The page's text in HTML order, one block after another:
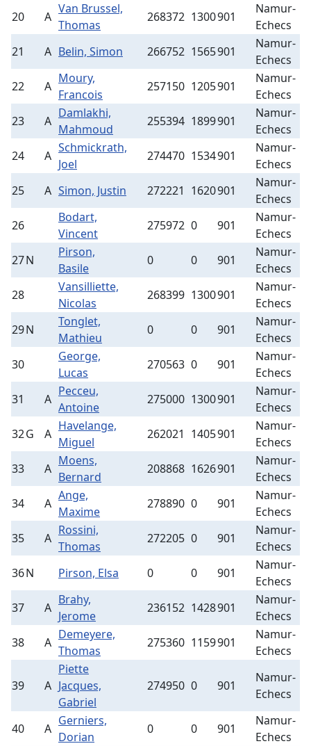
20 A
Van Brussel,
Thomas
268372 1300901
Namur-
Echecs
21 A Belin, Simon 266752 1565901
Namur-
Echecs
22 A
Moury,
Francois
257150 1205901
Namur-
Echecs
23 A
Damlakhi,
Mahmoud
255394 1899901
Namur-
Echecs
24 A
Schmickrath,
Joel
274470 1534901
Namur-
Echecs
25 A Simon, Justin 272221 1620901
Namur-
Echecs
26
Bodart,
Vincent
275972 0 901
Namur-
Echecs
27N
Pirson,
Basile
0 0 901
Namur-
Echecs
28
Vansilliette,
Nicolas
268399 1300901
Namur-
Echecs
29N
Tonglet,
Mathieu
0 0 901
Namur-
Echecs
30
George,
Lucas
270563 0 901
Namur-
Echecs
31 A
Pecceu,
Antoine
275000 1300901
Namur-
Echecs
32G A
Havelange,
Miguel
262021 1405901
Namur-
Echecs
33 A
Moens,
Bernard
208868 1626901
Namur-
Echecs
34 A
Ange,
Maxime
278890 0 901
Namur-
Echecs
35 A
Rossini,
Thomas
272205 0 901
Namur-
Echecs
36N Pirson, Elsa 0 0 901
Namur-
Echecs
37 A
Brahy,
Jerome
236152 1428901
Namur-
Echecs
38 A
Demeyere,
Thomas
275360 1159901
Namur-
Echecs
39 A
Piette
Jacques,
Gabriel
274950 0 901
Namur-
Echecs
40 A
Gerniers,
Dorian
0 0 901
Namur-
Echecs